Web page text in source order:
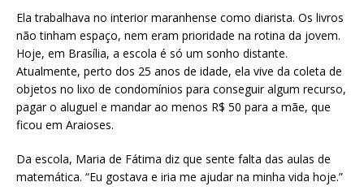
Ela trabalhava no interior maranhense como diarista. Os livros
não tinham espaço, nem eram prioridade na rotina da jovem.
Hoje, em Brasília, a escola é só um sonho distante.
Atualmente, perto dos 25 anos de idade, ela vive da coleta de
objetos no lixo de condomínios para conseguir algum recurso,
pagar o aluguel e mandar ao menos R$ 50 para a mãe, que
ficou em Araioses.
Da escola, Maria de Fátima diz que sente falta das aulas de
matemática. “Eu gostava e iria me ajudar na minha vida hoje.”